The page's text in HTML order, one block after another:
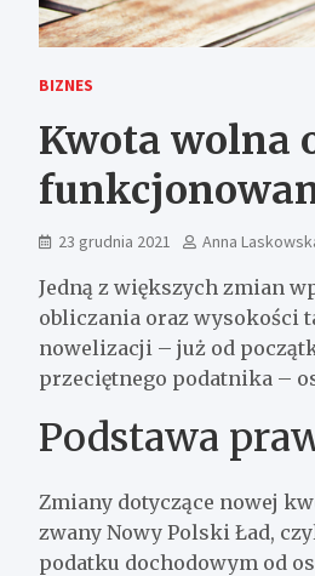
BIZNES
Kwota wolna
23 grudnia 2021 Anna
Jedną z większych zmian
obliczania oraz wysokości
nowelizacji – już od
przeciętnego podatnika –
Podstawa
Zmiany dotyczące nowej
zwany Nowy Polski Ład,
podatku dochodowym od